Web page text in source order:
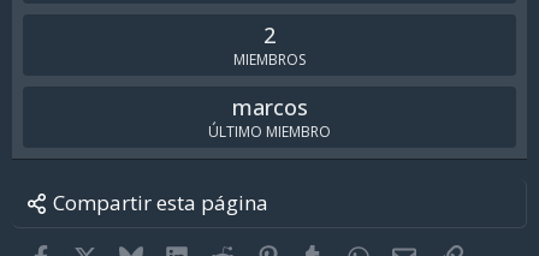
2
MIEMBROS
marcos
ÚLTIMO MIEMBRO
Compartir esta página